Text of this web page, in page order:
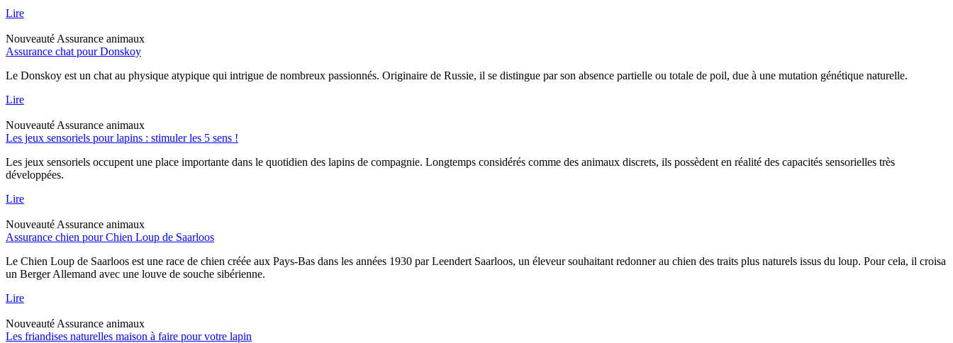
Lire
Nouveauté Assurance animaux
Assurance chat pour Donskoy
Le Donskoy est un chat au physique atypique qui intrigue de nombreux passionnés. Originaire de Russie, il se distingue par son absence partielle ou totale de poil, due à une mutation génétique naturelle.
Lire
Nouveauté Assurance animaux
Les jeux sensoriels pour lapins : stimuler les 5 sens !
Les jeux sensoriels occupent une place importante dans le quotidien des lapins de compagnie. Longtemps considérés comme des animaux discrets, ils possèdent en réalité des capacités sensorielles très
développées.
Lire
Nouveauté Assurance animaux
Assurance chien pour Chien Loup de Saarloos
Le Chien Loup de Saarloos est une race de chien créée aux Pays-Bas dans les années 1930 par Leendert Saarloos, un éleveur souhaitant redonner au chien des traits plus naturels issus du loup. Pour cela, il croisa
un Berger Allemand avec une louve de souche sibérienne.
Lire
Nouveauté Assurance animaux
Les friandises naturelles maison à faire pour votre lapin